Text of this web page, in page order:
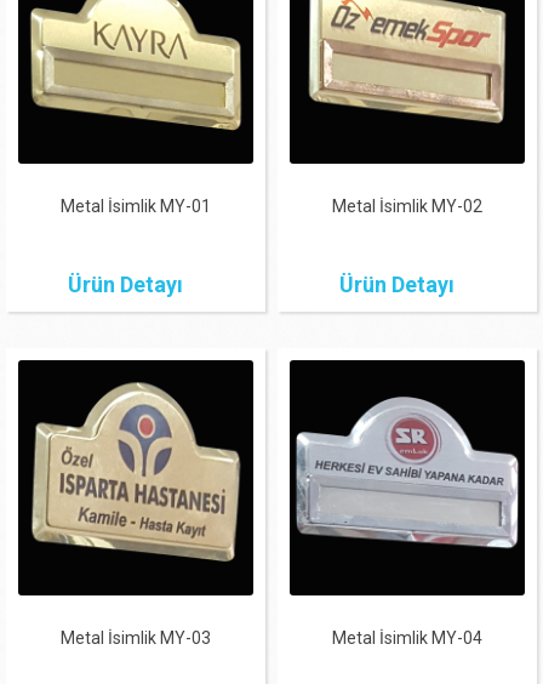
Metal İsimlik MY-01
Ürün Detayı
Metal İsimlik MY-02
Ürün Detayı
Metal İsimlik MY-03 Metal İsimlik MY-04